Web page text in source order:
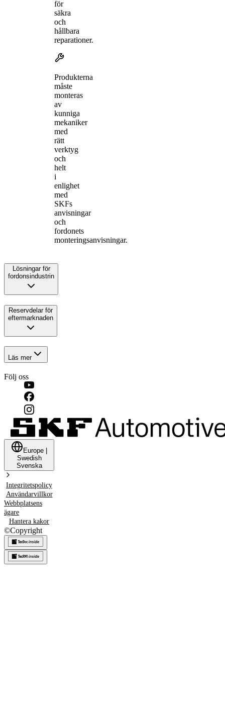
för
säkra
och
hållbara
reparationer.
Produkterna
måste
monteras
av
kunniga
mekaniker
med
rätt
verktyg
och
helt
i
enlighet
med
SKFs
anvisningar
och
fordonets
monteringsanvisningar.
Lösningar för
fordonsindustrin
Reservdelar för
eftermarknaden
Läs mer
Följ oss
Europe
Swedish
Svenska
Integritetspolicy
Användarvillkor
Webbplatsens
ägare
Hantera kakor
©Copyright